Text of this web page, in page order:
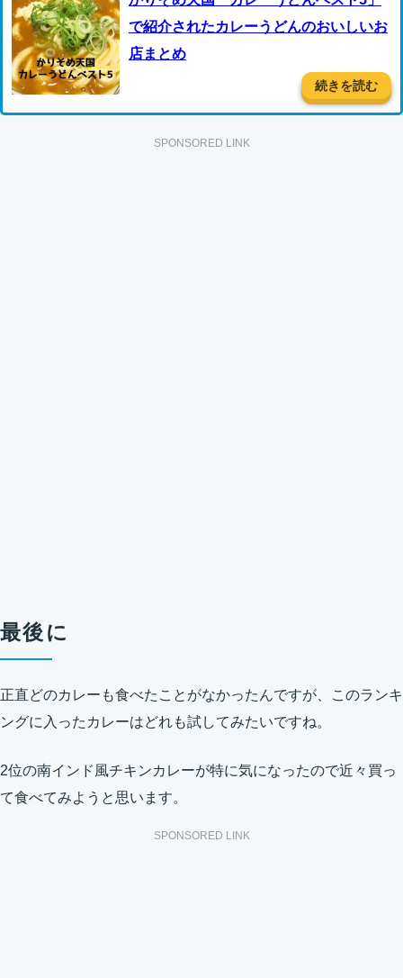
で紹介されたカレーうどんのおいしいお
店まとめ
続きを読む
SPONSORED LINK
最後に
正直どのカレーも食べたことがなかったんですが、このランキ
ングに入ったカレーはどれも試してみたいですね。
2位の南インド風チキンカレーが特に気になったので近々買っ
て食べてみようと思います。
SPONSORED LINK